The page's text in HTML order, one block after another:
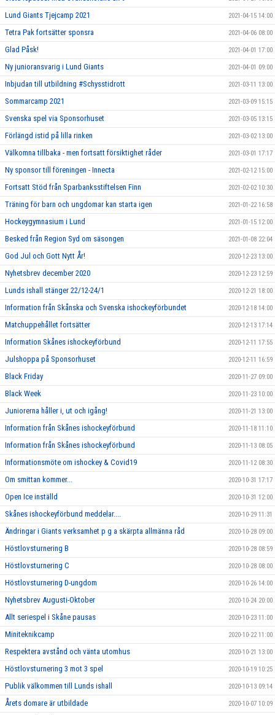
Lund Giants Tjejcamp 2021 2021-04-15 14:00
Tetra Pak fortsätter sponsra 2021-04-06 08:00
Glad Påsk! 2021-04-01 17:00
Ny junioransvarig i Lund Giants 2021-04-01 09:00
Inbjudan till utbildning #Schysstidrott 2021-03-11 13:00
Sommarcamp 2021 2021-03-09 15:15
Svenska spel via Sponsorhuset 2021-03-05 13:15
Förlängd istid på lilla rinken 2021-03-02 13:00
Välkomna tillbaka - men fortsatt försiktighet råder 2021-03-01 17:17
Ny sponsor till föreningen - Innecta 2021-02-12 15:00
Fortsatt Stöd från Sparbanksstiftelsen Finn 2021-02-02 10:30
Träning för barn och ungdomar kan starta igen 2021-01-22 16:58
Hockeygymnasium i Lund 2021-01-15 12:00
Besked från Region Syd om säsongen 2021-01-08 22:04
God Jul och Gott Nytt År! 2020-12-23 13:00
Nyhetsbrev december 2020 2020-12-23 12:59
Lunds ishall stänger 22/12-24/1 2020-12-21 18:00
Information från Skånska och Svenska ishockeyförbundet 2020-12-18 14:00
Matchuppehållet fortsätter 2020-12-13 17:14
Information Skånes ishockeyförbund 2020-12-11 17:55
Julshoppa på Sponsorhuset 2020-12-11 16:59
Black Friday 2020-11-27 09:00
Black Week 2020-11-23 10:00
Juniorerna håller i, ut och igång! 2020-11-21 13:00
Information från Skånes ishockeyförbund 2020-11-18 11:10
Information från Skånes ishockeyförbund 2020-11-13 08:05
Informationsmöte om ishockey & Covid19 2020-11-12 08:30
Om smittan kommer... 2020-10-31 17:17
Open Ice inställd 2020-10-31 12:00
Skånes ishockeyförbund meddelar.... 2020-10-29 11:31
Ändringar i Giants verksamhet p g a skärpta allmänna råd 2020-10-28 09:00
Höstlovsturnering B 2020-10-28 08:59
Höstlovsturnering C 2020-10-28 08:00
Höstlovsturnering D-ungdom 2020-10-26 14:00
Nyhetsbrev Augusti-Oktober 2020-10-24 20:00
Allt seriespel i Skåne pausas 2020-10-23 11:00
Miniteknikcamp 2020-10-22 11:00
Respektera avstånd och vänta utomhus 2020-10-21 13:00
Höstlovsturnering 3 mot 3 spel 2020-10-19 10:25
Publik välkommen till Lunds ishall 2020-10-13 09:14
Årets domare är utbildade 2020-10-07 10:09